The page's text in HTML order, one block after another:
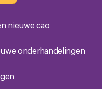
nieuwe cao
onderhandelingen